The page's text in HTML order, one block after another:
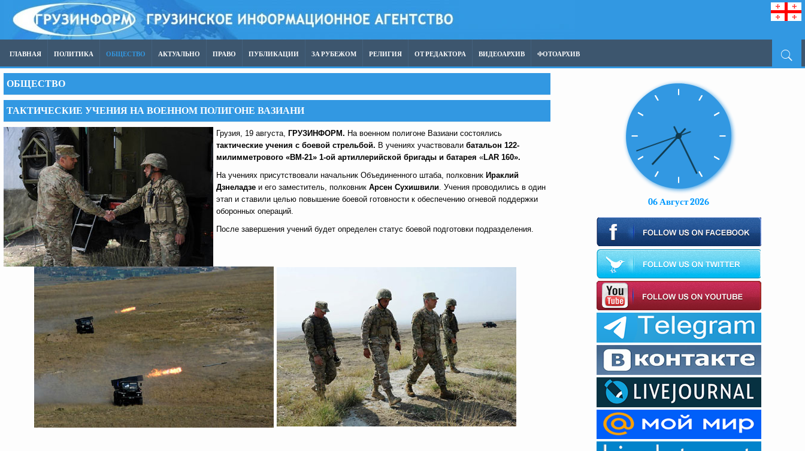
ГЛАВНАЯ ПОЛИТИКА ОБЩЕСТВО АКТУАЛЬНО ПРАВО ПУБЛИКАЦИИ ЗА РУБЕЖОМ РЕЛИГИЯ ОТ РЕДАКТОРА ВИДЕОАРХИВ ФОТОАРХИВ
ОБЩЕСТВО
ТАКТИЧЕСКИЕ УЧЕНИЯ НА ВОЕННОМ ПОЛИГОНЕ ВАЗИАНИ
Грузия, 19 августа, ГРУЗИНФОРМ. На военном полигоне Вазиани состоялись
тактические учения с боевой стрельбой. В учениях участвовали батальон 122-
милимметрового «ВМ-21» 1-ой артиллерийской бригады и батарея «LAR 160».
На учениях присутствовали начальник Объединенного штаба, полковник Ираклий
Дзнеладзе и его заместитель, полковник Арсен Сухишвили. Учения проводились в один
этап и ставили целью повышение боевой готовности к обеспечению огневой поддержки
оборонных операций.
После завершения учений будет определен статус боевой подготовки подразделения.
06 Август 2026